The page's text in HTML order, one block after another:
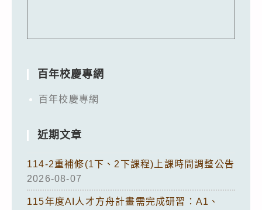
百年校慶專網
百年校慶專網
近期文章
114-2重補修(1下、2下課程)上課時間調整公告
2026-08-07
115年度AI人才方舟計畫需完成研習：A1、